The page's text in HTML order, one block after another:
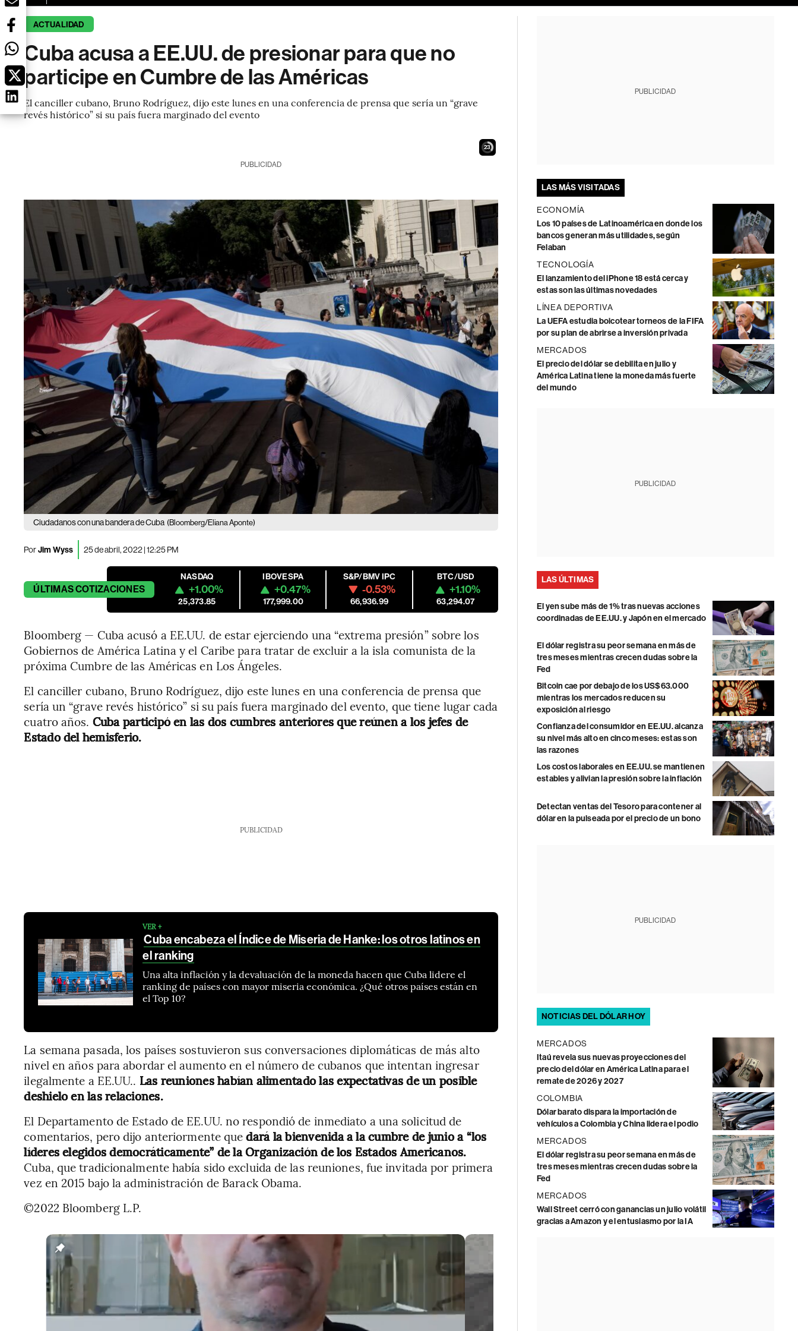
ACTUALIDAD
Cuba acusa a EE.UU. de presionar para que no
participe en Cumbre de las Américas
El canciller cubano, Bruno Rodríguez, dijo este lunes en una conferencia de prensa que sería un “grave
revés histórico” si su país fuera marginado del evento
22
PUBLICIDAD
Ciudadanos con una bandera de Cuba (Bloomberg/Eliana Aponte)
PorJim Wyss 25 de abril, 2022 | 12:25 PM
ÚLTIMASCOTIZACIONES
NASDAQ
+1.00%
25,373.85
IBOVESPA
+0.47%
177,999.00
S&P/BMV IPC
-0.53%
66,936.99
BTC/USD
+1.10%
63,294.07
Bloomberg — Cuba acusó a EE.UU. de estar ejerciendo una “extrema presión” sobre los
Gobiernos de América Latina y el Caribe para tratar de excluir a la isla comunista de la
próxima Cumbre de las Américas en Los Ángeles.
El canciller cubano, Bruno Rodríguez, dijo este lunes en una conferencia de prensa que
sería un “grave revés histórico” si su país fuera marginado del evento, que tiene lugar cada
cuatro años. Cuba participó en las dos cumbres anteriores que reúnen a los jefes de
Estado del hemisferio.
PUBLICIDAD
VER +
Cuba encabeza el Índice de Miseria de Hanke: los otros latinos en
el ranking
Una alta inflación y la devaluación de la moneda hacen que Cuba lidere el
ranking de países con mayor miseria económica. ¿Qué otros países están en
el Top 10?
La semana pasada, los países sostuvieron sus conversaciones diplomáticas de más alto
nivel en años para abordar el aumento en el número de cubanos que intentan ingresar
ilegalmente a EE.UU.. Las reuniones habían alimentado las expectativas de un posible
deshielo en las relaciones.
El Departamento de Estado de EE.UU. no respondió de inmediato a una solicitud de
comentarios, pero dijo anteriormente quedará la bienvenida a la cumbre de junio a “los
líderes elegidos democráticamente” de la Organización de los Estados Americanos.
Cuba, que tradicionalmente había sido excluida de las reuniones, fue invitada por primera
vez en 2015 bajo la administración de Barack Obama.
©2022 Bloomberg L.P.
PUBLICIDAD
LAS MÁS VISITADAS
ECONOMÍA
Los 10 países de Latinoamérica en donde los
bancos generan más utilidades, según
Felaban
TECNOLOGÍA
El lanzamiento del iPhone 18 está cerca y
estas son las últimas novedades
LÍNEA DEPORTIVA
La UEFA estudia boicotear torneos de la FIFA
por su plan de abrirse a inversión privada
MERCADOS
El precio del dólar se debilita en julio y
América Latina tiene la moneda más fuerte
del mundo
PUBLICIDAD
LAS ÚLTIMAS
El yen sube más de 1% tras nuevas acciones
coordinadas de EE.UU. y Japón en el mercado
El dólar registra su peor semana en más de
tres meses mientras crecen dudas sobre la
Fed
Bitcoin cae por debajo de los US$63.000
mientras los mercados reducen su
exposición al riesgo
Confianza del consumidor en EE.UU. alcanza
su nivel más alto en cinco meses: estas son
las razones
Los costos laborales en EE.UU. se mantienen
estables y alivian la presión sobre la inflación
Detectan ventas del Tesoro para contener al
dólar en la pulseada por el precio de un bono
PUBLICIDAD
NOTICIAS DEL DÓLAR HOY
MERCADOS
Itaú revela sus nuevas proyecciones del
precio del dólar en América Latina para el
remate de 2026 y 2027
COLOMBIA
Dólar barato dispara la importación de
vehículos a Colombia y China lidera el podio
MERCADOS
El dólar registra su peor semana en más de
tres meses mientras crecen dudas sobre la
Fed
MERCADOS
Wall Street cerró con ganancias un julio volátil
gracias a Amazon y el entusiasmo por la IA